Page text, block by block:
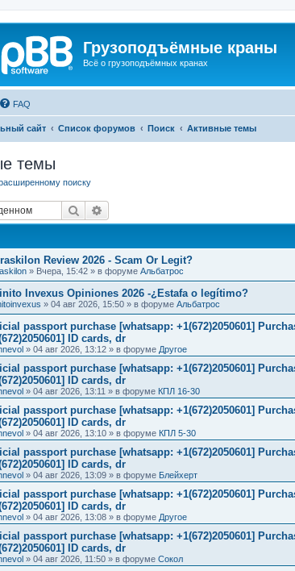
Грузоподъёмные краны
Всё о грузоподъёмных кранах
FAQ
сайт Список форумов Поиск Активные темы
темы
поиску
Поиск
Review 2026 - Scam Or Legit?
» Вчера, 15:42 » в форуме Альбатрос
Invexus Opiniones 2026 -¿Estafa o legítimo?
» 04 авг 2026, 15:50 » в форуме Альбатрос
passport purchase [whatsapp: +1(672)2050601]
ID cards, dr
» 04 авг 2026, 13:12 » в форуме Другое
passport purchase [whatsapp: +1(672)2050601]
ID cards, dr
» 04 авг 2026, 13:11 » в форуме КПЛ 16-30
passport purchase [whatsapp: +1(672)2050601]
ID cards, dr
» 04 авг 2026, 13:10 » в форуме КПЛ 5-30
passport purchase [whatsapp: +1(672)2050601]
ID cards, dr
» 04 авг 2026, 13:09 » в форуме Блейхерт
passport purchase [whatsapp: +1(672)2050601]
ID cards, dr
» 04 авг 2026, 13:08 » в форуме Другое
passport purchase [whatsapp: +1(672)2050601]
ID cards, dr
» 04 авг 2026, 11:50 » в форуме Сокол